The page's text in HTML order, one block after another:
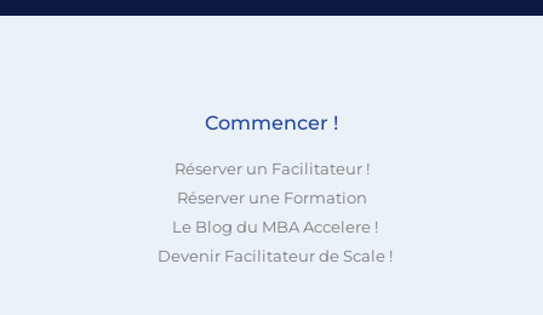
Commencer !
Réserver un Facilitateur !
Réserver une Formation
Le Blog du MBA Accelere !
Devenir Facilitateur de Scale !